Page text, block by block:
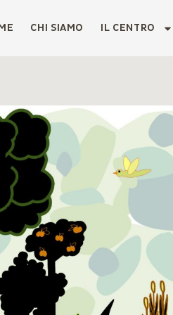
CHI SIAMO IL CENTRO